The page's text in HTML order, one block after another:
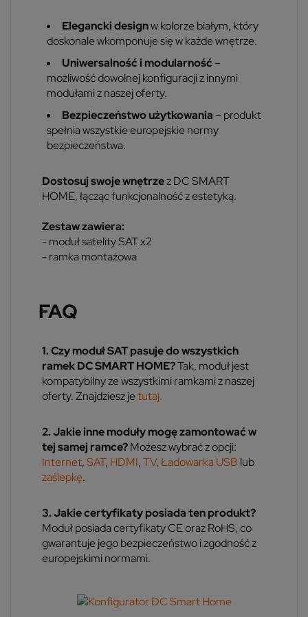
Elegancki designw kolorze białym, który
doskonale wkomponuje się w każde wnętrze.
Uniwersalność i modularność–
możliwość dowolnej konfiguracji z innymi
modułami z naszej oferty.
Bezpieczeństwo użytkowania– produkt
spełnia wszystkie europejskie normy
bezpieczeństwa.
Dostosuj swoje wnętrzez DC SMART
HOME, łącząc funkcjonalność z estetyką.
Zestaw zawiera:
- moduł satelity SAT x2
- ramka montażowa
FAQ
1. Czy moduł SAT pasuje do wszystkich
ramek DC SMART HOME?Tak, moduł jest
kompatybilny ze wszystkimi ramkami z naszej
oferty. Znajdziesz jetutaj.
2. Jakie inne moduły mogę zamontować w
tej samej ramce?Możesz wybrać z opcji:
Internet,SAT, HDMI,TV,Ładowarka USB lub
zaślepkę.
3. Jakie certyfikaty posiada ten produkt?
Moduł posiada certyfikaty CE oraz RoHS, co
gwarantuje jego bezpieczeństwo i zgodność z
europejskimi normami.